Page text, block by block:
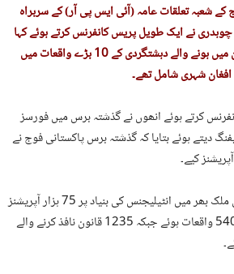
کے شعبہ تعلقات عامہ (آئی ایس پی آر) کے سربراہ
نے ایک طویل پریس کانفرنس کرتے ہوئے کہا
ہے کہ گذشتہ برس پاکستان میں ہونے والے دہشتگردی کے 10 بڑے واقعات میں
افغان شہری شامل تھے۔
کرتے ہوئے انھوں نے گذشتہ برس میں فورسز
دیتے ہوئے بتایا کہ گذشتہ برس پاکستانی فوج نے
کیے۔
انھوں نے بتایا کہ گذشتہ برس ملک بھر میں انٹیلیجنس کی بنیاد پر 75 ہزار آپریشنز
کیے گئے اور دہشتگردی کے 5400 واقعات ہوئے جبکہ 1235 قانون نافذ کرنے والے